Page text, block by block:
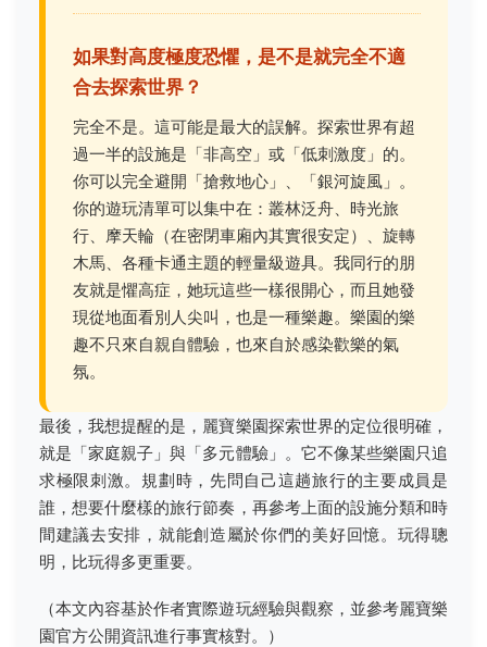
如果對高度極度恐懼，是不是就完全不適
合去探索世界？
完全不是。這可能是最大的誤解。探索世界有超
過一半的設施是「非高空」或「低刺激度」的。
你可以完全避開「搶救地心」、「銀河旋風」。
你的遊玩清單可以集中在：叢林泛舟、時光旅
行、摩天輪（在密閉車廂內其實很安定）、旋轉
木馬、各種卡通主題的輕量級遊具。我同行的朋
友就是懼高症，她玩這些一樣很開心，而且她發
現從地面看別人尖叫，也是一種樂趣。樂園的樂
趣不只來自親自體驗，也來自於感染歡樂的氣
氛。
最後，我想提醒的是，麗寶樂園探索世界的定位很明確，
就是「家庭親子」與「多元體驗」。它不像某些樂園只追
求極限刺激。規劃時，先問自己這趟旅行的主要成員是
誰，想要什麼樣的旅行節奏，再參考上面的設施分類和時
間建議去安排，就能創造屬於你們的美好回憶。玩得聰
明，比玩得多更重要。
（本文內容基於作者實際遊玩經驗與觀察，並參考麗寶樂
園官方公開資訊進行事實核對。）